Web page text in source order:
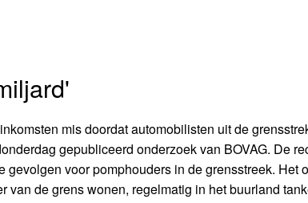
mis doordat automobilisten uit de
gepubliceerd onderzoek van BOVAG. De
voor pomphouders in de grensstreek. Het
de grens wonen, regelmatig in het buurland